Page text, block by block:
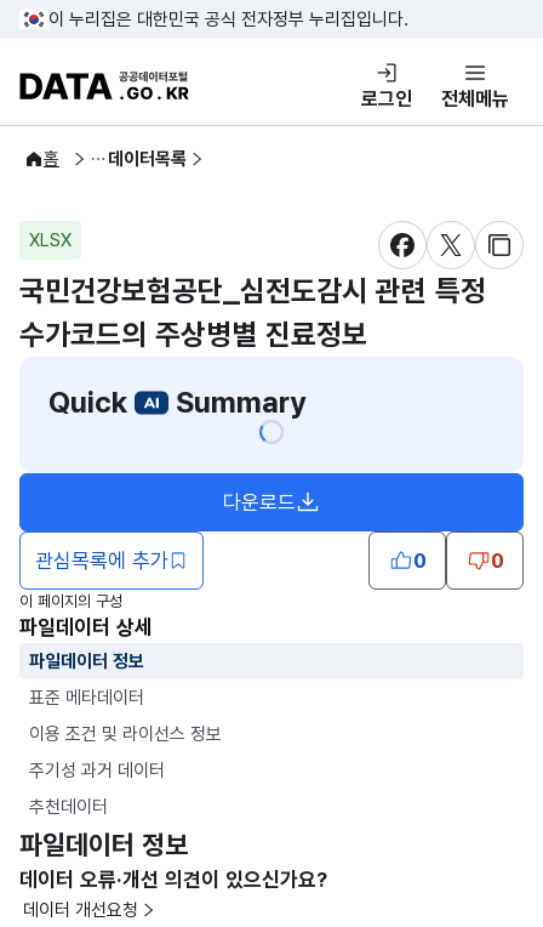
콘텐츠 바로가기
푸터 바로가기
이 누리집은 대한민국 공식 전자정부 누리집입니다.
DATA.GO.KR 공공데이터포털
로그인 전체메뉴
홈
공공데이터 데이터목록
XLSX
새창 열림새창 열림
새창
국민건강보험공단_심전도감시 관련 특정
수가코드의 주상병별 진료정보
Quick
Summary
관심목록에 추가
다운로드
0 0
이 페이지의 구성
파일데이터 상세
파일데이터 정보
표준 메타데이터
이용 조건 및 라이선스 정보
주기성 과거 데이터
추천데이터
파일데이터 정보
데이터 오류·개선 의견이 있으신가요?
데이터 개선요청